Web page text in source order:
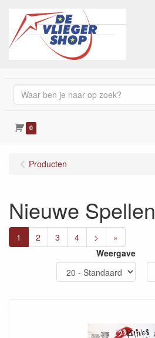
0
Producten
Nieuwe Spellen
1 2 3 4 >
»
Weergave